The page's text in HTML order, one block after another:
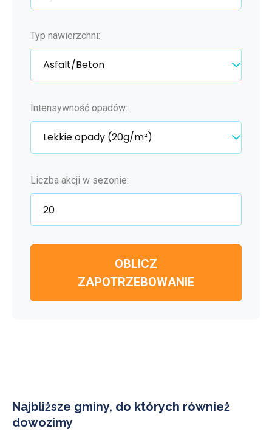
Typ nawierzchni:
Intensywność opadów:
Liczba akcji w sezonie:
OBLICZ
ZAPOTRZEBOWANIE
Najbliższe gminy, do których również
dowozimy